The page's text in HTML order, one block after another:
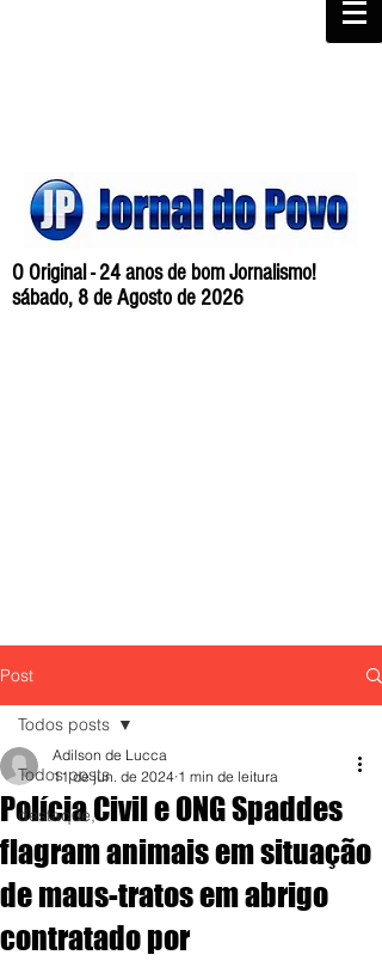
O Original - 24 anos de bom Jornalismo!
sábado, 8 de Agosto de 2026
Post
Todos posts
destaque,
Todos posts
Polícia Civil e ONG Spaddes
flagram animais em situação
de maus-tratos em abrigo
contratado por
Adilson de Lucca
11 de jun. de 2024 1 min de leitura